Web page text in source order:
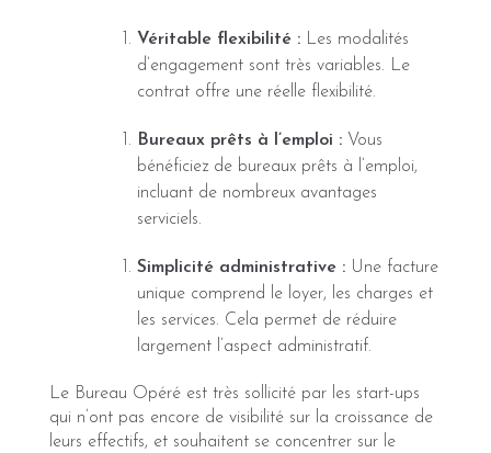
Véritable flexibilité : Les modalités
d’engagement sont très variables. Le
contrat offre une réelle flexibilité.
Bureaux prêts à l’emploi : Vous
bénéficiez de bureaux prêts à l’emploi,
incluant de nombreux avantages
serviciels.
Simplicité administrative : Une facture
unique comprend le loyer, les charges et
les services. Cela permet de réduire
largement l’aspect administratif.
Le Bureau Opéré est très sollicité par les start-ups
qui n’ont pas encore de visibilité sur la croissance de
leurs effectifs, et souhaitent se concentrer sur le